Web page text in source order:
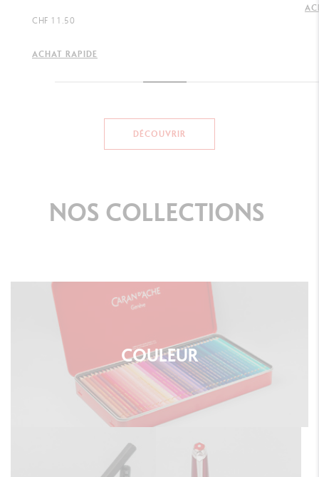
DÉCOUVRIR
NOS COLLECTIONS
COULEUR